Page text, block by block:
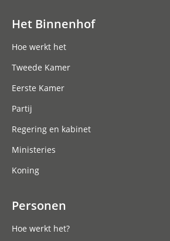
Het Binnenhof
Hoe werkt het
Tweede Kamer
Eerste Kamer
Partij
Regering en kabinet
Ministeries
Koning
Personen
Hoe werkt het?